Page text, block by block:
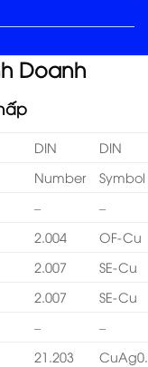
Doanh
DIN
DIN
Number
Symbol
–
–
2.004
OF-Cu
2.007
SE-Cu
2.007
SE-Cu
–
–
21.203